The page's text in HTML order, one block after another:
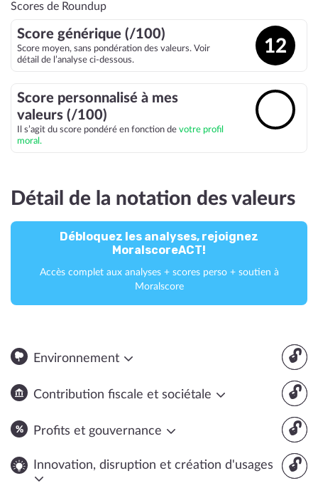
Scores de Roundup
Score générique (/100)
Score moyen, sans pondération des valeurs. Voir
détail de l’analyse ci-dessous.
12
Score personnalisé à mes
valeurs (/100)
Il s’agit du score pondéré en fonction de votre profil
moral.
Détail de la notation des valeurs
Débloquez les analyses, rejoignez
MoralscoreACT!
Accès complet aux analyses + scores perso + soutien à
Moralscore
🔓
Environnement
🔓
Contribution fiscale et sociétale
🔓
Profits et gouvernance
🔓
Innovation, disruption et création d'usages